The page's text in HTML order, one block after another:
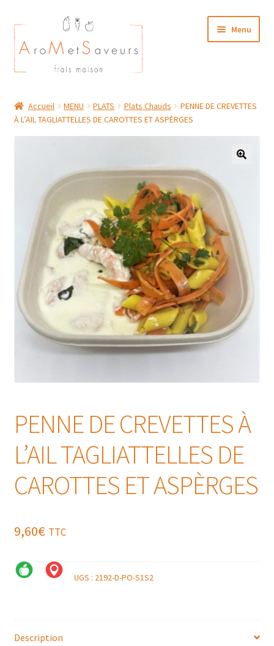
Aller
à
la
navigation
Aller
au
contenu
Menu
Plat du Jour/ Menu Week end
MON COMPTE
Accueil MENU PLATS Plats Chauds
PENNE DE CREVETTES
À L’AIL TAGLIATTELLES DE CAROTTES ET ASPÈRGES
PENNE DE CREVETTES À
L’AIL TAGLIATTELLES DE
CAROTTES ET ASPÈRGES
9,60€ TTC
UGS : 2192-D-PO-S1S2
Description